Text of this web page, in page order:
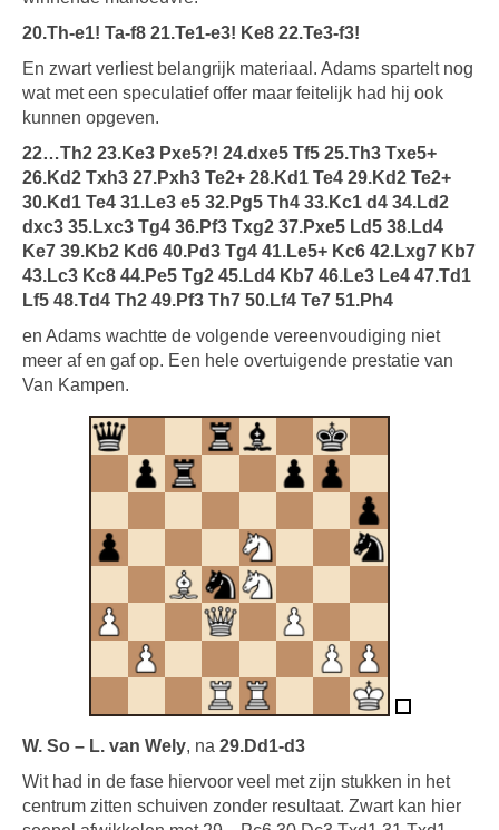
20.Th-e1! Ta-f8 21.Te1-e3! Ke8 22.Te3-f3!
En zwart verliest belangrijk materiaal. Adams spartelt nog
wat met een speculatief offer maar feitelijk had hij ook
kunnen opgeven.
22…Th2 23.Ke3 Pxe5?! 24.dxe5 Tf5 25.Th3 Txe5+
26.Kd2 Txh3 27.Pxh3 Te2+ 28.Kd1 Te4 29.Kd2 Te2+
30.Kd1 Te4 31.Le3 e5 32.Pg5 Th4 33.Kc1 d4 34.Ld2
dxc3 35.Lxc3 Tg4 36.Pf3 Txg2 37.Pxe5 Ld5 38.Ld4
Ke7 39.Kb2 Kd6 40.Pd3 Tg4 41.Le5+ Kc6 42.Lxg7 Kb7
43.Lc3 Kc8 44.Pe5 Tg2 45.Ld4 Kb7 46.Le3 Le4 47.Td1
Lf5 48.Td4 Th2 49.Pf3 Th7 50.Lf4 Te7 51.Ph4
en Adams wachtte de volgende vereenvoudiging niet
meer af en gaf op. Een hele overtuigende prestatie van
Van Kampen.
W. So – L. van Wely, na 29.Dd1-d3
Wit had in de fase hiervoor veel met zijn stukken in het
centrum zitten schuiven zonder resultaat. Zwart kan hier